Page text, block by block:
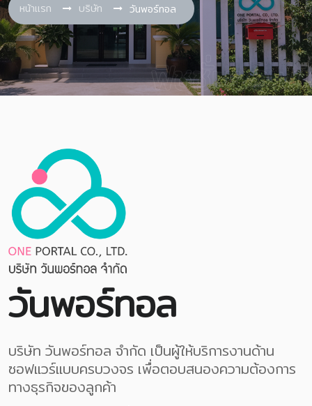
หน้าแรก บริษัท วันพอร์ทอล
ฟิชชั่นซอฟท์
วันพอร์ทอล
บริษัท วันพอร์ทอล จำกัด เป็นผู้ให้บริการงานด้าน
ซอฟแวร์แบบครบวงจร เพื่อตอบสนองความต้องการ
ทางธุรกิจของลูกค้า